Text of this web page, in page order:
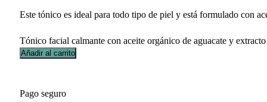
Este tónico es ideal para todo tipo de piel y está formulado con
Tónico facial calmante con aceite orgánico de aguacate y
Añadir al carrito
Pago seguro